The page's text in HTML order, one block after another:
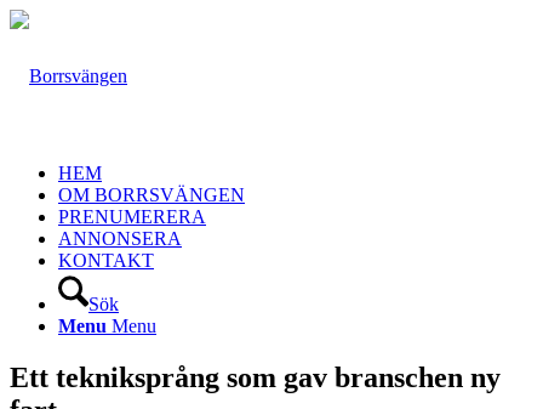
HEM
OM BORRSVÄNGEN
PRENUMERERA
ANNONSERA
KONTAKT
Sök
Menu Menu
Ett tekniksprång som gav branschen ny